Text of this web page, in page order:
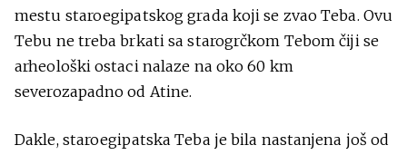
mestu staroegipatskog grada koji se zvao Teba. Ovu
Tebu ne treba brkati sa starogrčkom Tebom čiji se
arheološki ostaci nalaze na oko 60 km
severozapadno od Atine.
Dakle, staroegipatska Teba je bila nastanjena još od